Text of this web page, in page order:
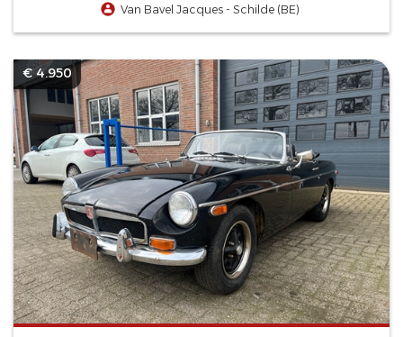
Van Bavel Jacques - Schilde (BE)
€ 4.950